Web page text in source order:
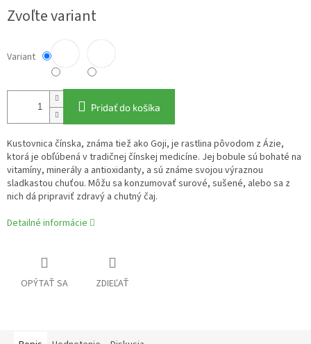
Zvoľte variant
Variant
Pridať do košíka
Kustovnica čínska, známa tiež ako Goji, je rastlina pôvodom z Ázie,
ktorá je obľúbená v tradičnej čínskej medicíne. Jej bobule sú bohaté na
vitamíny, minerály a antioxidanty, a sú známe svojou výraznou
sladkastou chuťou. Môžu sa konzumovať surové, sušené, alebo sa z
nich dá pripraviť zdravý a chutný čaj.
Detailné informácie
OPÝTAŤ SA ZDIEĽAŤ